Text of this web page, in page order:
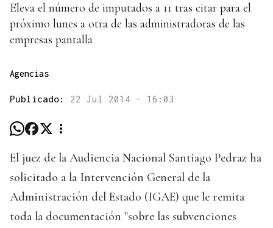
Eleva el número de imputados a 11 tras citar para el
próximo lunes a otra de las administradoras de las
empresas pantalla
Agencias
Publicado: 22 Jul 2014 - 16:03
El juez de la Audiencia Nacional Santiago Pedraz ha
solicitado a la Intervención General de la
Administración del Estado (IGAE) que le remita
toda la documentación "sobre las subvenciones